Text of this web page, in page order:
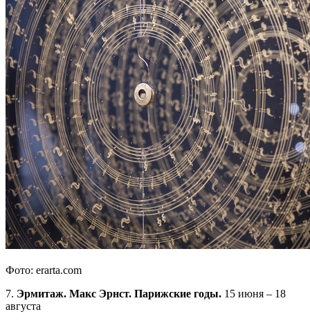
Фото: erarta.com
7. Эрмитаж. Макс Эрнст. Парижские годы. 15 июня – 18
августа